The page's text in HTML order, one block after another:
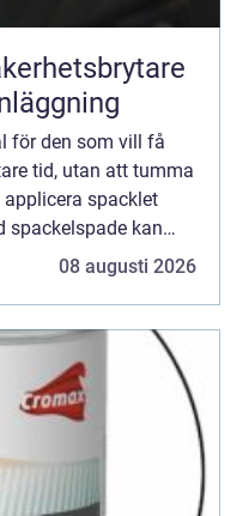
för den som vill få
tid, utan att tumma
spacklet
spackelspade kan
samtidigt som
08 augusti 2026